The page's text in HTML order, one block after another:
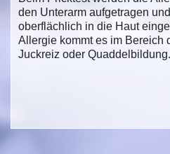
den Unterarm aufgetragen
oberflächlich in die Haut
Allergie kommt es im Bereich
Juckreiz oder Quaddelbildung.